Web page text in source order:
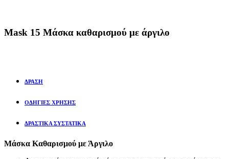
Mask 15 Μάσκα καθαρισμού με άργιλο
ΔΡΑΣΗ
ΟΔΗΓΙΕΣ ΧΡΗΣΗΣ
ΔΡΑΣΤΙΚΑ ΣΥΣΤΑΤΙΚΑ
Μάσκα Καθαρισμού με Άργιλο